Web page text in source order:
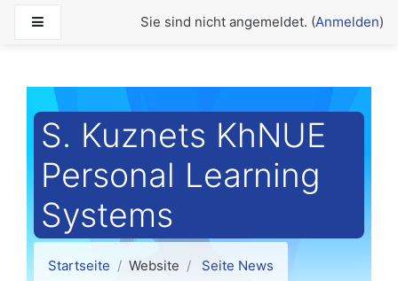
Website-ÜbersichtSie sind nicht angemeldet. (Anmelden)
S. Kuznets KhNUE
Personal Learning
Systems
Startseite Website
Seite News